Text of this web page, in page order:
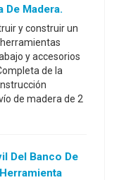
De Madera.
y construir un
y accesorios
de la
de madera de 2
Del Banco De